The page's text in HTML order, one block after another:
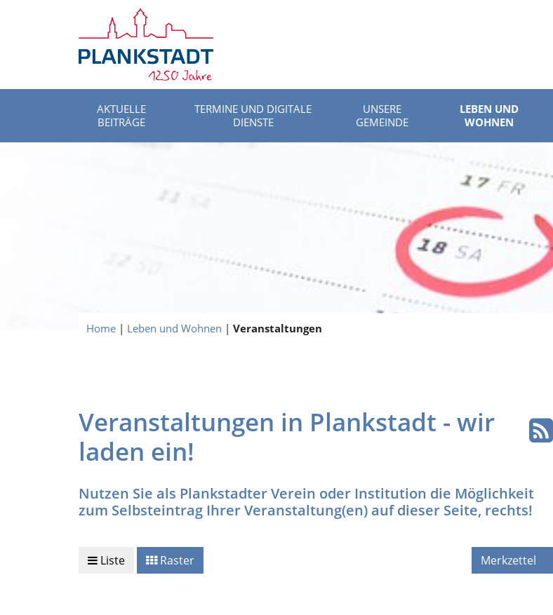
AKTUELLE
BEITRÄGE
TERMINE UND DIGITALE
DIENSTE
UNSERE
GEMEINDE
LEBEN UND
WOHNEN
Home | Leben und Wohnen |Veranstaltungen
Veranstaltungen in Plankstadt - wir
laden ein!
Nutzen Sie als Plankstadter Verein oder Institution die Möglichkeit
zum Selbsteintrag Ihrer Veranstaltung(en) auf dieser Seite, rechts!
Liste Raster Merkzettel